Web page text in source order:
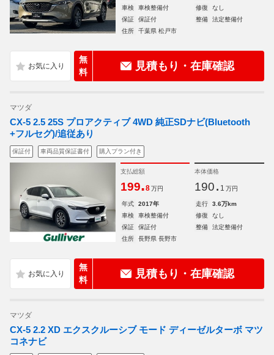
車検
車検整備付 修復
なし
保証
保証付 整備
法定整備付
住所
千葉県 松戸市
無
料
見積もり・在庫確認
マツダ
CX-5 2.5 25S プロアクティブ 4WD 純正SDナビ(Bluetooth
+フルセグ)/追従あり
保証付 車両品質保証書付 購入プラン付き
支払総額
199.8 万円
本体価格
190. 1 万円
年式 2017年 走行
3.6万km
車検
車検整備付 修復
なし
保証
保証付 整備
法定整備付
住所
長野県 長野市
無
料
見積もり・在庫確認
マツダ
CX-5 2.2 XD エクスクルーシブ モード ディーゼルターボ マツ
コネナビ